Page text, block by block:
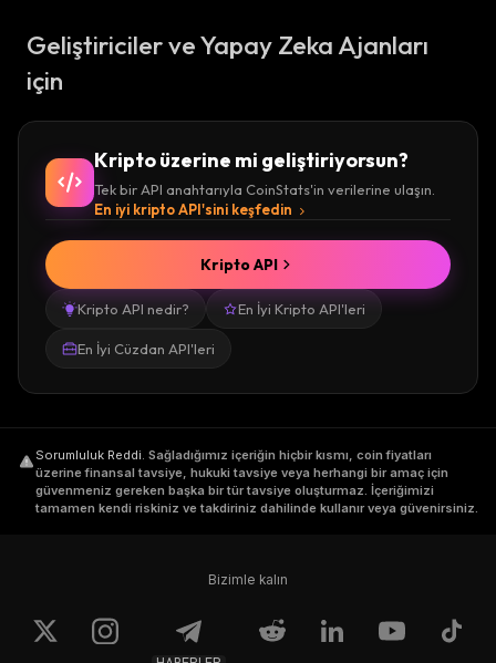
Geliştiriciler ve Yapay Zeka Ajanları
için
Kripto üzerine mi geliştiriyorsun?
Tek bir API anahtarıyla CoinStats'in verilerine ulaşın.
En iyi kripto API'sini keşfedin
Kripto API nedir? En İyi Kripto API'leri
En İyi Cüzdan API'leri
Kripto API
Sorumluluk Reddi. Sağladığımız içeriğin hiçbir kısmı, coin fiyatları
üzerine finansal tavsiye, hukuki tavsiye veya herhangi bir amaç için
güvenmeniz gereken başka bir tür tavsiye oluşturmaz. İçeriğimizi
tamamen kendi riskiniz ve takdiriniz dahilinde kullanır veya güvenirsiniz.
Bizimle kalın